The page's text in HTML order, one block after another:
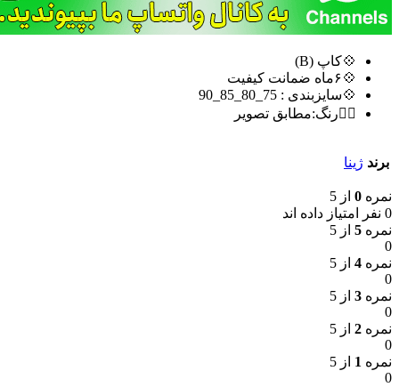
💠کاپ (B)
💠۶ماه ضمانت کیفیت
💠سایزبندی : 75_80_85_90
🏳️‍🌈رنگ:مطابق تصویر
برند ژینا
نمره 0 از 5
0 نفر امتیاز داده اند
نمره 5 از 5
0
نمره 4 از 5
0
نمره 3 از 5
0
نمره 2 از 5
0
نمره 1 از 5
0